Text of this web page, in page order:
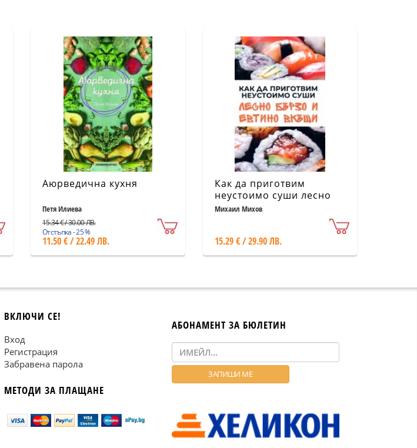
Аюрведична кухня
Петя Илиева
15.34 € / 30.00 ЛВ.
Отстъпка - 25 %
11.50 € / 22.49 ЛВ.
Как да приготвим
неустоимо суши лесно
бързо и евтино вкъщи
Михаил Михов
15.29 € / 29.90 ЛВ.
ВКЛЮЧИ СЕ!
Вход
Регистрация
Забравена парола
МЕТОДИ ЗА ПЛАЩАНЕ
АБОНАМЕНТ ЗА БЮЛЕТИН